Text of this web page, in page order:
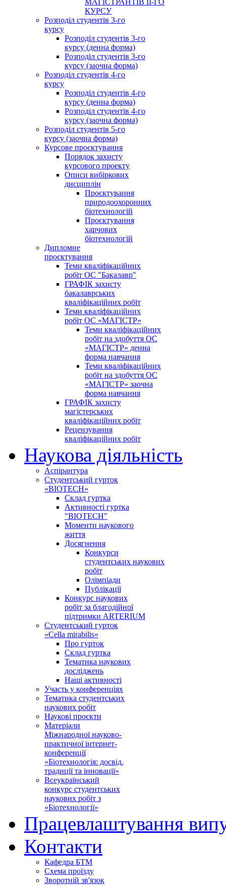
МАГІСТРАНТІВ ІІ-ГО
КУРСУ
Розподіл студентів 3-го
курсу
Розподіл студентів 3-го
курсу (денна форма)
Розподіл студентів 3-го
курсу (заочна форма)
Розподіл студентів 4-го
курсу
Розподіл студентів 4-го
курсу (денна форма)
Розподіл студентів 4-го
курсу (заочна форма)
Розподіл студентів 5-го
курсу (заочна форма)
Курсове проєктування
Порядок захисту
курсового проекту
Описи вибіркових
дисциплін
Проєктування
природоохоронних
біотехнологій
Проєктування
харчових
біотехнологій
Дипломне
проєктування
Теми кваліфікаційних
робіт ОС "Бакалавр"
ГРАФІК захисту
бакалаврських
кваліфікаційних робіт
Теми кваліфікаційних
робіт ОС «МАГІСТР»
Теми кваліфікаційних
робіт на здобуття ОС
«МАГІСТР» денна
форма навчання
Теми кваліфікаційних
робіт на здобуття ОС
«МАГІСТР» заочна
форма навчання
ГРАФІК захисту
магістерських
кваліфікаційних робіт
Рецензування
кваліфікаційних робіт
Наукова діяльність
Аспірантура
Студентський гурток
«BIOTECH»
Склад гуртка
Активності гуртка
"BIOTECH"
Моменти наукового
життя
Досягнення
Конкурси
студентських наукових
робіт
Олімпіади
Публікації
Конкурс наукових
робіт за благодійної
підтримки ARTERIUM
Студентський гурток
«Cella mirabilis»
Про гурток
Склад гуртка
Тематика наукових
досліджень
Наші активності
Участь у конференціях
Тематика студентських
наукових робіт
Наукові проєкти
Матеріали
Міжнародної науково-
практичної інтернет-
конференції
«Біотехнологія: досвід,
традиції та інновації»
Всеукраїнський
конкурс студентських
наукових робіт з
«Біотехнології»
Працевлаштування
Контакти
Кафедра БТМ
Схема проїзду
Зворотній зв'язок